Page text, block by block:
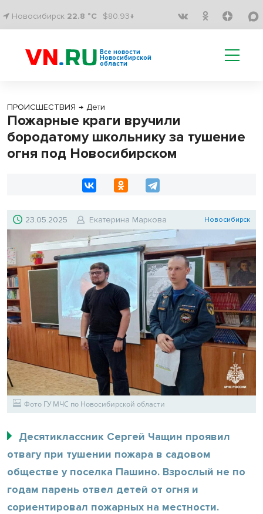
Новосибирск 22.8 °C $80.93↓
Все новости
Новосибирской
области
ПРОИСШЕСТВИЯ → Дети
Пожарные краги вручили
бородатому школьнику за тушение
огня под Новосибирском
23.05.2025 Екатерина Маркова Новосибирск
Фото ГУ МЧС по Новосибирской области
Десятиклассник Сергей Чащин проявил
отвагу при тушении пожара в садовом
обществе у поселка Пашино. Взрослый не по
годам парень отвел детей от огня и
сориентировал пожарных на местности.